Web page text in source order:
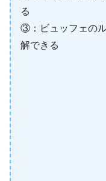
る
③：ビュッフェの
解できる